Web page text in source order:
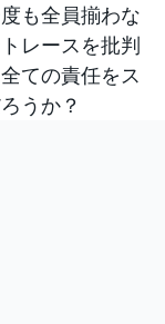
も全員揃わな
レースを批判
ての責任をス
うか？